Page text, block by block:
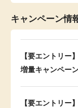
キャンペーン情
【要エントリー
増量キャンペー
【要エントリー